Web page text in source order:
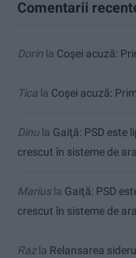
Comentarii
Dorin la Coșei acuză:
Tica la Coșei acuză:
Dinu la Gaiţă: PSD este
crescut în sisteme de
Mariusla Gaiţă: PSD
crescut în sisteme de
Razla Relansarea